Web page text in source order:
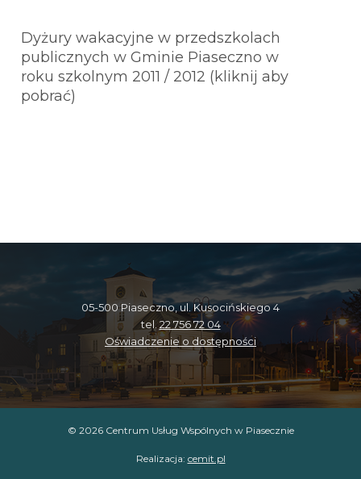
Dyżury wakacyjne w przedszkolach
publicznych w Gminie Piaseczno w
roku szkolnym 2011 / 2012 (kliknij aby
pobrać)
05-500 Piaseczno, ul. Kusocińskiego 4
tel. 22 756 72 04
Oświadczenie o dostępności
© 2026 Centrum Usług Wspólnych w Piasecznie
Realizacja: cemit.pl